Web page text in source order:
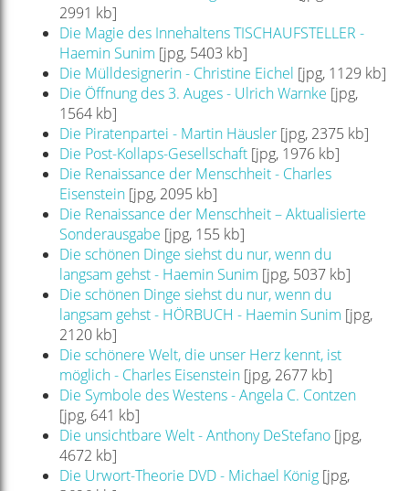
2991 kb]
Die Magie des Innehaltens TISCHAUFSTELLER -
Haemin Sunim [jpg, 5403 kb]
Die Mülldesignerin - Christine Eichel [jpg, 1129 kb]
Die Öffnung des 3. Auges - Ulrich Warnke [jpg,
1564 kb]
Die Piratenpartei - Martin Häusler[jpg, 2375 kb]
Die Post-Kollaps-Gesellschaft[jpg, 1976 kb]
Die Renaissance der Menschheit - Charles
Eisenstein[jpg, 2095 kb]
Die Renaissance der Menschheit – Aktualisierte
Sonderausgabe [jpg, 155 kb]
Die schönen Dinge siehst du nur, wenn du
langsam gehst - Haemin Sunim [jpg, 5037 kb]
Die schönen Dinge siehst du nur, wenn du
langsam gehst - HÖRBUCH - Haemin Sunim [jpg,
2120 kb]
Die schönere Welt, die unser Herz kennt, ist
möglich - Charles Eisenstein[jpg, 2677 kb]
Die Symbole des Westens - Angela C. Contzen
[jpg, 641 kb]
Die unsichtbare Welt - Anthony DeStefano[jpg,
4672 kb]
Die Urwort-Theorie DVD - Michael König[jpg,